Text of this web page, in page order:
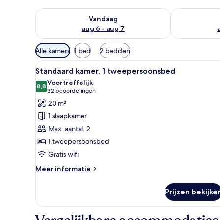
Vandaag
aug 6 - aug 7
De beschikbaarheid controleren voor vanavond aug
De
Beschikbare
filters
voor
kamers
Alle kamers 1 bed 2 bedden
Alle
foto's
voor
Standaard
kamer,
tweepersoonsbed
laden
Standaard kamer, 1
7
Standaard kamer, 1 tweepersoonsbed
8,88,8 van 10
Voortreffelijk
32 beoordelingen
(32
beoordelingen)
20 m²
1 slaapkamer
Max. aantal: 2
1 tweepersoonsbed
Gratis wifi
Meer informatie
Meer
kamer,
Prijzen